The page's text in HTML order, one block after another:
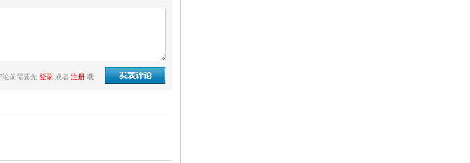
论前需要先 登录 或者 注册 哦